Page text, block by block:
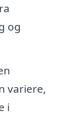
og
variere,
i